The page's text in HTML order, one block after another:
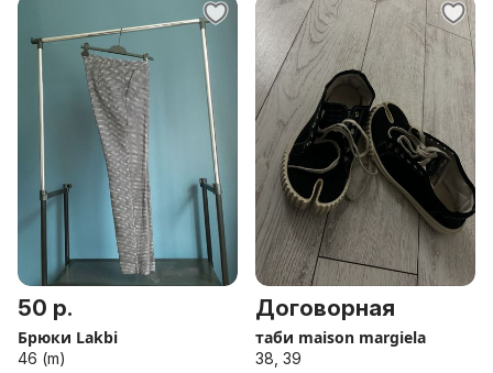
50 р.
Брюки Lakbi
46 (m)
Договорная
таби maison margiela
38, 39